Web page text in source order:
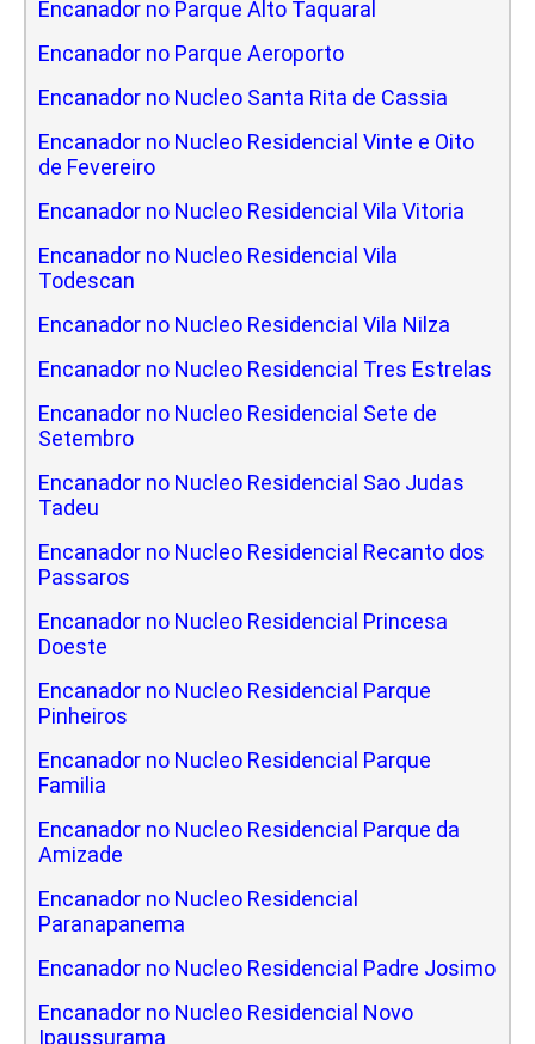
Encanador no Parque Alto Taquaral
Encanador no Parque Aeroporto
Encanador no Nucleo Santa Rita de Cassia
Encanador no Nucleo Residencial Vinte e Oito
de Fevereiro
Encanador no Nucleo Residencial Vila Vitoria
Encanador no Nucleo Residencial Vila
Todescan
Encanador no Nucleo Residencial Vila Nilza
Encanador no Nucleo Residencial Tres Estrelas
Encanador no Nucleo Residencial Sete de
Setembro
Encanador no Nucleo Residencial Sao Judas
Tadeu
Encanador no Nucleo Residencial Recanto dos
Passaros
Encanador no Nucleo Residencial Princesa
Doeste
Encanador no Nucleo Residencial Parque
Pinheiros
Encanador no Nucleo Residencial Parque
Familia
Encanador no Nucleo Residencial Parque da
Amizade
Encanador no Nucleo Residencial
Paranapanema
Encanador no Nucleo Residencial Padre Josimo
Encanador no Nucleo Residencial Novo
Ipaussurama